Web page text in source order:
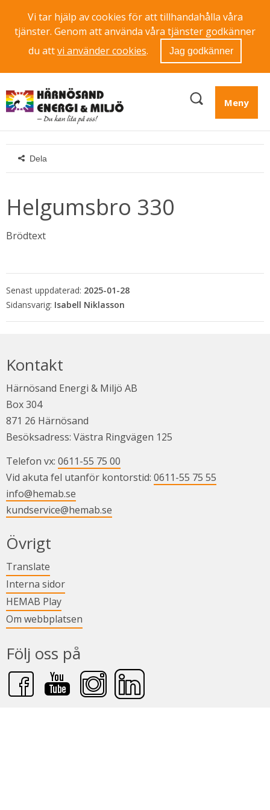
Vi tar hjälp av cookies för att tillhandahålla våra
tjänster. Genom att använda våra tjänster godkänner
du attvi använder cookies. Jag godkänner
Meny
Dela
Helgumsbro 330
Brödtext
Senast uppdaterad: 2025-01-28
Isabell Niklasson
Kontakt
Härnösand Energi & Miljö AB
Box 304
871 26 Härnösand
Besöksadress: Västra Ringvägen 125
Telefon vx: 0611-55 75 00
Vid akuta fel utanför kontorstid: 0611-55 75 55
info@hemab.se
kundservice@hemab.se
Övrigt
Translate
Interna sidorLänk till annan webbplats.
HEMAB PlayLänk till annan webbplats.
Om webbplatsen
Följ oss på